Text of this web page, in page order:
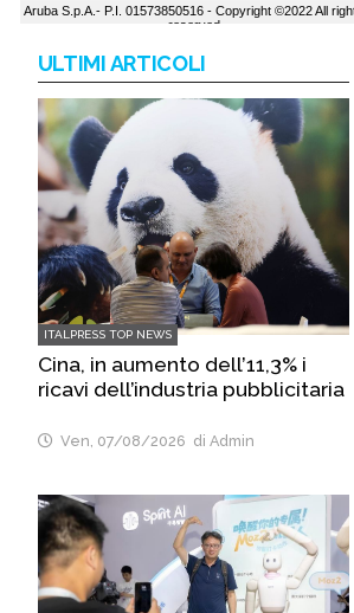
ULTIMI ARTICOLI
ITALPRESS TOP NEWS
Cina, in aumento dell’11,3% i
ricavi dell’industria pubblicitaria
Ven, 07/08/2026 di Admin